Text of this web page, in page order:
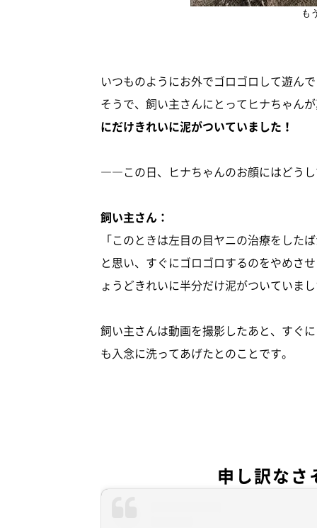
も
いつものようにお外でゴロゴロして遊ん
そうで、飼い主さんにとってヒナちゃん
にだけきれいに泥がついていました！
――この日、ヒナちゃんのお顔にはどう
飼い主さん：
「このときは左目の目ヤニの治療をした
と思い、すぐにゴロゴロするのをやめさ
ょうどきれいに半分だけ泥がついていま
飼い主さんは動画を撮影したあと、すぐ
も入念に洗ってあげたとのことです。
申し訳なさ